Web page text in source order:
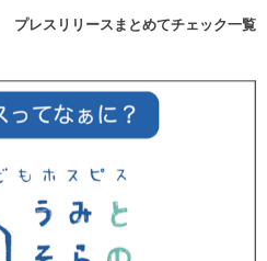
プレスリリースまとめてチェック一覧